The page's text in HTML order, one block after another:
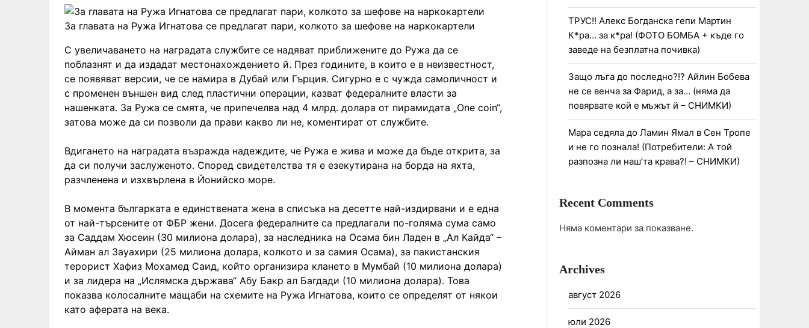
За главата на Ружа Игнатова се предлагат пари, колкото за шефове на наркокартели
С увеличаването на наградата службите се надяват приближените до Ружа да се
поблазнят и да издадат местонахождението й. През годините, в които е в неизвестност,
се появяват версии, че се намира в Дубай или Гърция. Сигурно е с чужда самоличност и
с променен външен вид след пластични операции, казват федералните власти за
нашенката. За Ружа се смята, че припечелва над 4 млрд. долара от пирамидата „One coin“,
затова може да си позволи да прави какво ли не, коментират от службите.
Вдигането на наградата възражда надеждите, че Ружа е жива и може да бъде открита, за
да си получи заслуженото. Според свидетелства тя е езекутирана на борда на яхта,
разчленена и изхвърлена в Йонийско море.
В момента българката е единствената жена в списъка на десетте най-издирвани и е една
от най-търсените от ФБР жени. Досега федералните са предлагали по-голяма сума само
за Саддам Хюсеин (30 милиона долара), за наследника на Осама бин Ладен в „Ал Кайда“ –
Айман ал Зауахири (25 милиона долара, колкото и за самия Осама), за пакистанския
терорист Хафиз Мохамед Саид, който организира клането в Мумбай (10 милиона долара)
и за лидера на „Ислямска държава“ Абу Бакр ал Багдади (10 милиона долара). Това
показва колосалните мащаби на схемите на Ружа Игнатова, които се определят от някои
като аферата на века.
ТРУС!! Алекс Богданска гепи Мартин
К*ра… за к*ра! (ФОТО БОМБА + къде го
заведе на безплатна почивка)
Защо лъга до последно?!? Айлин Бобева
не се венча за Фарид, а за… (няма да
повярвате кой е мъжът й – СНИМКИ)
Мара седяла до Ламин Ямал в Сен Тропе
и не го познала! (Потребители: А той
разпозна ли наш’та крава?! – СНИМКИ)
Recent Comments
Няма коментари за показване.
Archives
август 2026
юли 2026